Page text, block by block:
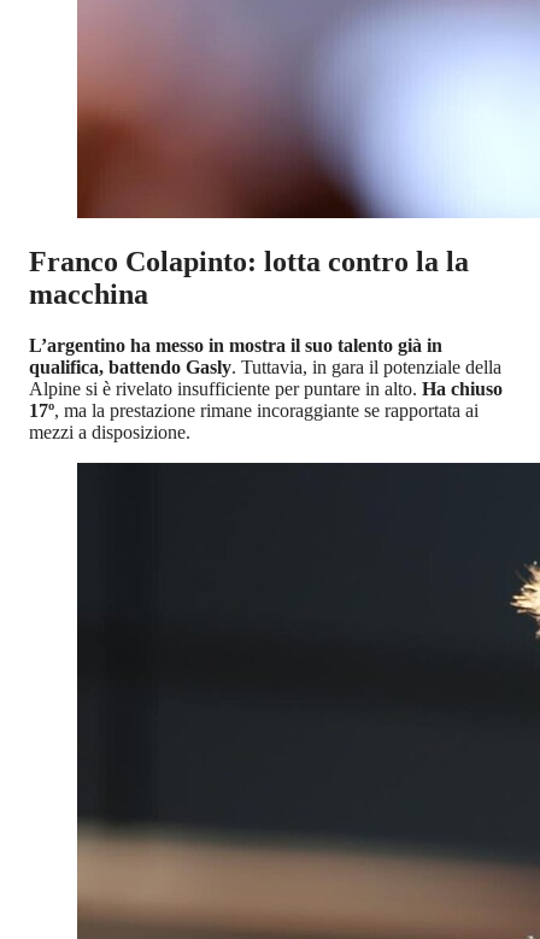
Franco Colapinto: lotta contro la la
macchina
L’argentino ha messo in mostra il suo talento già in
qualifica, battendo Gasly. Tuttavia, in gara il potenziale della
Alpine si è rivelato insufficiente per puntare in alto. Ha chiuso
17º, ma la prestazione rimane incoraggiante se rapportata ai
mezzi a disposizione.